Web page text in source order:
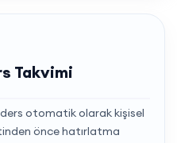
Var?
Takvimi
ders otomatik olarak kişisel
önce hatırlatma